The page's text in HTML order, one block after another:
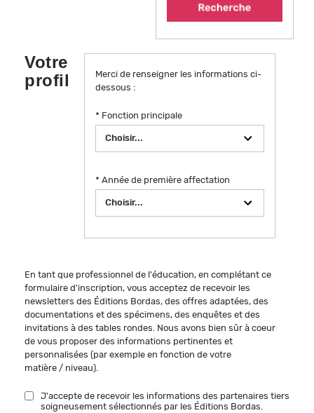
Votre
profil
Merci de renseigner les informations ci-
dessous :
* Fonction principale
* Année de première affectation
En tant que professionnel de l'éducation, en complétant ce
formulaire d'inscription, vous acceptez de recevoir les
newsletters des Éditions Bordas, des offres adaptées, des
documentations et des spécimens, des enquêtes et des
invitations à des tables rondes. Nous avons bien sûr à coeur
de vous proposer des informations pertinentes et
personnalisées (par exemple en fonction de votre
matière / niveau).
J'accepte de recevoir les informations des partenaires tiers
soigneusement sélectionnés par les Éditions Bordas.